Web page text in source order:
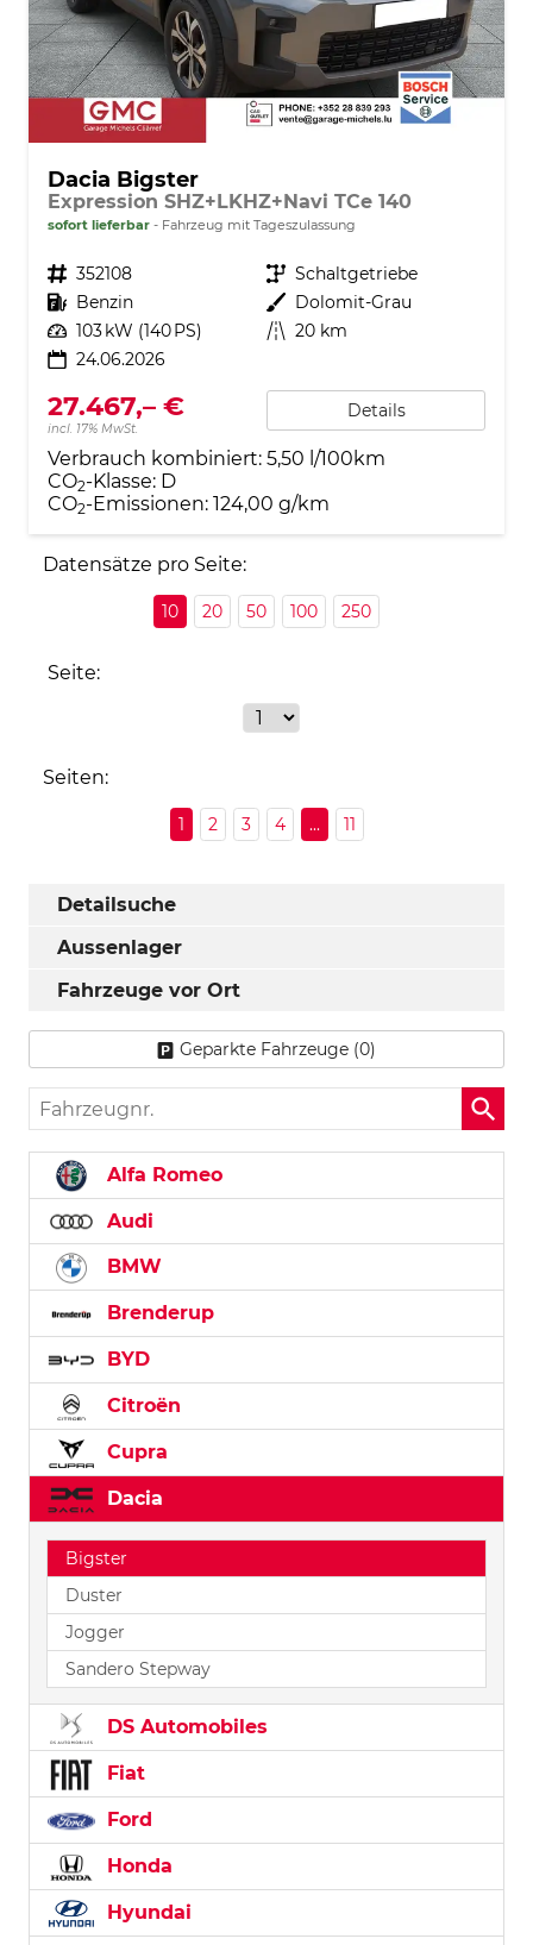
Dacia Bigster
Expression SHZ+LKHZ+Navi TCe 140
sofort lieferbar Fahrzeug mit Tageszulassung
Fahrzeugnr. 352108 Getriebe Schaltgetriebe
Kraftstoff Benzin Außenfarbe Dolomit-Grau
Leistung 103 kW (140 PS) Kilometerstand 20 km
24.06.2026
27.467,– €
incl. 17% MwSt.
Details
Verbrauch kombiniert: 5,50 l/100km
CO2-Klasse: D
CO2-Emissionen: 124,00 g/km
Datensätze pro Seite:
10 20 50 100 250
Seite:
Seiten:
1 2 3 4 ... 11
Detailsuche
Aussenlager
Fahrzeuge vor Ort
Geparkte Fahrzeuge (0)
Fahrzeugnr.
Alfa Romeo
Audi
BMW
Brenderup
BYD
Citroën
Cupra
Dacia
Bigster
Duster
Jogger
Sandero Stepway
DS Automobiles
Fiat
Ford
Honda
Hyundai